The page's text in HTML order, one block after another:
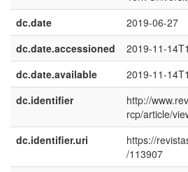
dc.date
2019-06-27
dc.date.accessioned
2019-11-
dc.date.available
2019-11-
dc.identifier
http://
rcp/article/
dc.identifier.uri
https://
/113907